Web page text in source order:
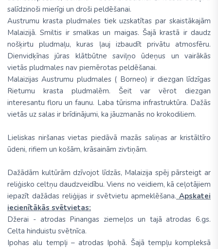
salīdzinoši mierīgi un droši peldēšanai.
Austrumu krasta pludmales tiek uzskatītas par skaistākajām
Malaizijā. Smiltis ir smalkas un maigas. Šajā krastā ir daudz
nošķirtu pludmaļu, kuras ļauj izbaudīt privātu atmosfēru.
Dienvidķīnas jūras klātbūtne saviļņo ūdeņus un vairākās
vietās pludmales nav piemērotas peldēšanai.
Malaizijas Austrumu pludmales ( Borneo) ir diezgan līdzīgas
Rietumu krasta pludmalēm. Šeit var vērot diezgan
interesantu floru un faunu. Laba tūrisma infrastruktūra. Dažās
vietās uz salas ir brīdinājumi, ka jāuzmanās no krokodiliem.
Lieliskas niršanas vietas piedāvā mazās saliņas ar kristāltīro
ūdeni, rifiem un košām, krāsainām zivtiņām.
Dažādām kultūrām dzīvojot līdzās, Malaizija spēj pārsteigt ar
reliģisko celtņu daudzveidību. Viens no veidiem, kā ceļotājiem
iepazīt dažādas reliģijas ir svētvietu apmeklēšana. Apskatei
iecienītākās svētvietas:
Džerai - atrodas Pinangas ziemeļos un tajā atrodas 6.gs.
Celta hinduistu svētnīca.
Ipohas alu tempļi – atrodas Ipohā. Šajā tempļu kompleksā